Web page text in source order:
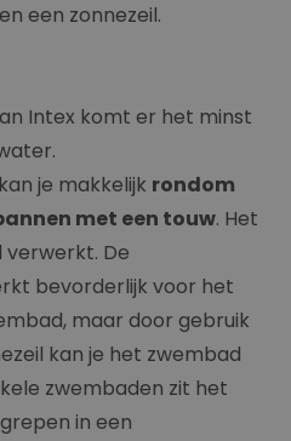
een zonnezeil.
Intex komt er het minst
je makkelijk rondom
met een touw. Het
verwerkt. De
bevorderlijk voor het
maar door gebruik
kan je het zwembad
zwembaden zit het
in een